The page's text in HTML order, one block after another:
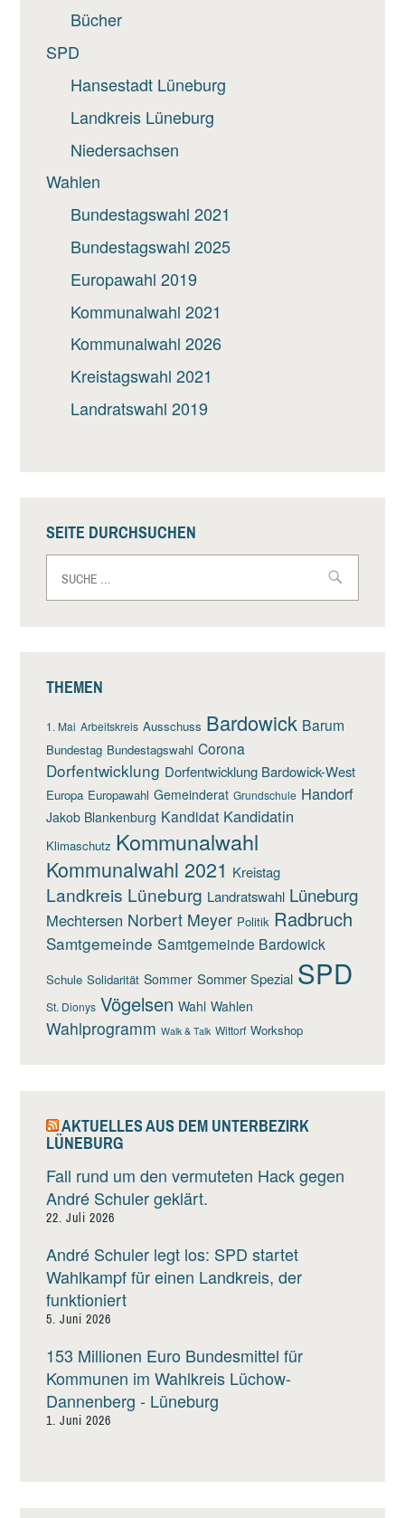
Bücher
SPD
Hansestadt Lüneburg
Landkreis Lüneburg
Niedersachsen
Wahlen
Bundestagswahl 2021
Bundestagswahl 2025
Europawahl 2019
Kommunalwahl 2021
Kommunalwahl 2026
Kreistagswahl 2021
Landratswahl 2019
SEITE DURCHSUCHEN
nach:
THEMEN
1. Mai Arbeitskreis Ausschuss Bardowick Barum
Bundestag Bundestagswahl Corona
Dorfentwicklung Dorfentwicklung Bardowick-West
Europa Europawahl Gemeinderat Grundschule Handorf
Jakob Blankenburg Kandidat Kandidatin
Klimaschutz Kommunalwahl
Kommunalwahl 2021 Kreistag
Landkreis Lüneburg Landratswahl Lüneburg
Mechtersen Norbert Meyer Politik Radbruch
Samtgemeinde Samtgemeinde Bardowick
Schule Solidarität Sommer Sommer Spezial SPD
St. Dionys Vögelsen Wahl Wahlen
Wahlprogramm Walk & Talk Wittorf Workshop
AKTUELLES AUS DEM UNTERBEZIRK
LÜNEBURG
Fall rund um den vermuteten Hack gegen
André Schuler geklärt.
22. Juli 2026
André Schuler legt los: SPD startet
Wahlkampf für einen Landkreis, der
funktioniert
5. Juni 2026
153 Millionen Euro Bundesmittel für
Kommunen im Wahlkreis Lüchow-
Dannenberg - Lüneburg
1. Juni 2026